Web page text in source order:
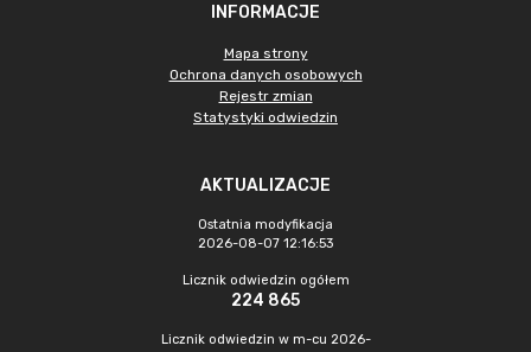
INFORMACJE
Mapa strony
Ochrona danych osobowych
Rejestr zmian
Statystyki odwiedzin
AKTUALIZACJE
Ostatnia modyfikacja
2026-08-07 12:16:53
Licznik odwiedzin ogółem
224 865
Licznik odwiedzin w m-cu 2026-